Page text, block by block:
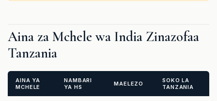
Aina za Mchele wa India Zinazofaa
Tanzania
AINA YA
MCHELE
NAMBARI
YA HS
MAELEZO
SOKO LA
TANZANIA